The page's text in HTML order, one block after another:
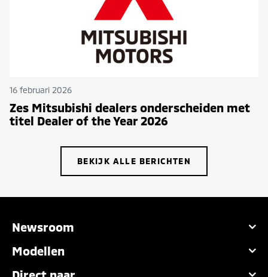
16 februari 2026
Zes Mitsubishi dealers onderscheiden met
titel Dealer of the Year 2026
BEKIJK ALLE BERICHTEN
Newsroom
Modellen